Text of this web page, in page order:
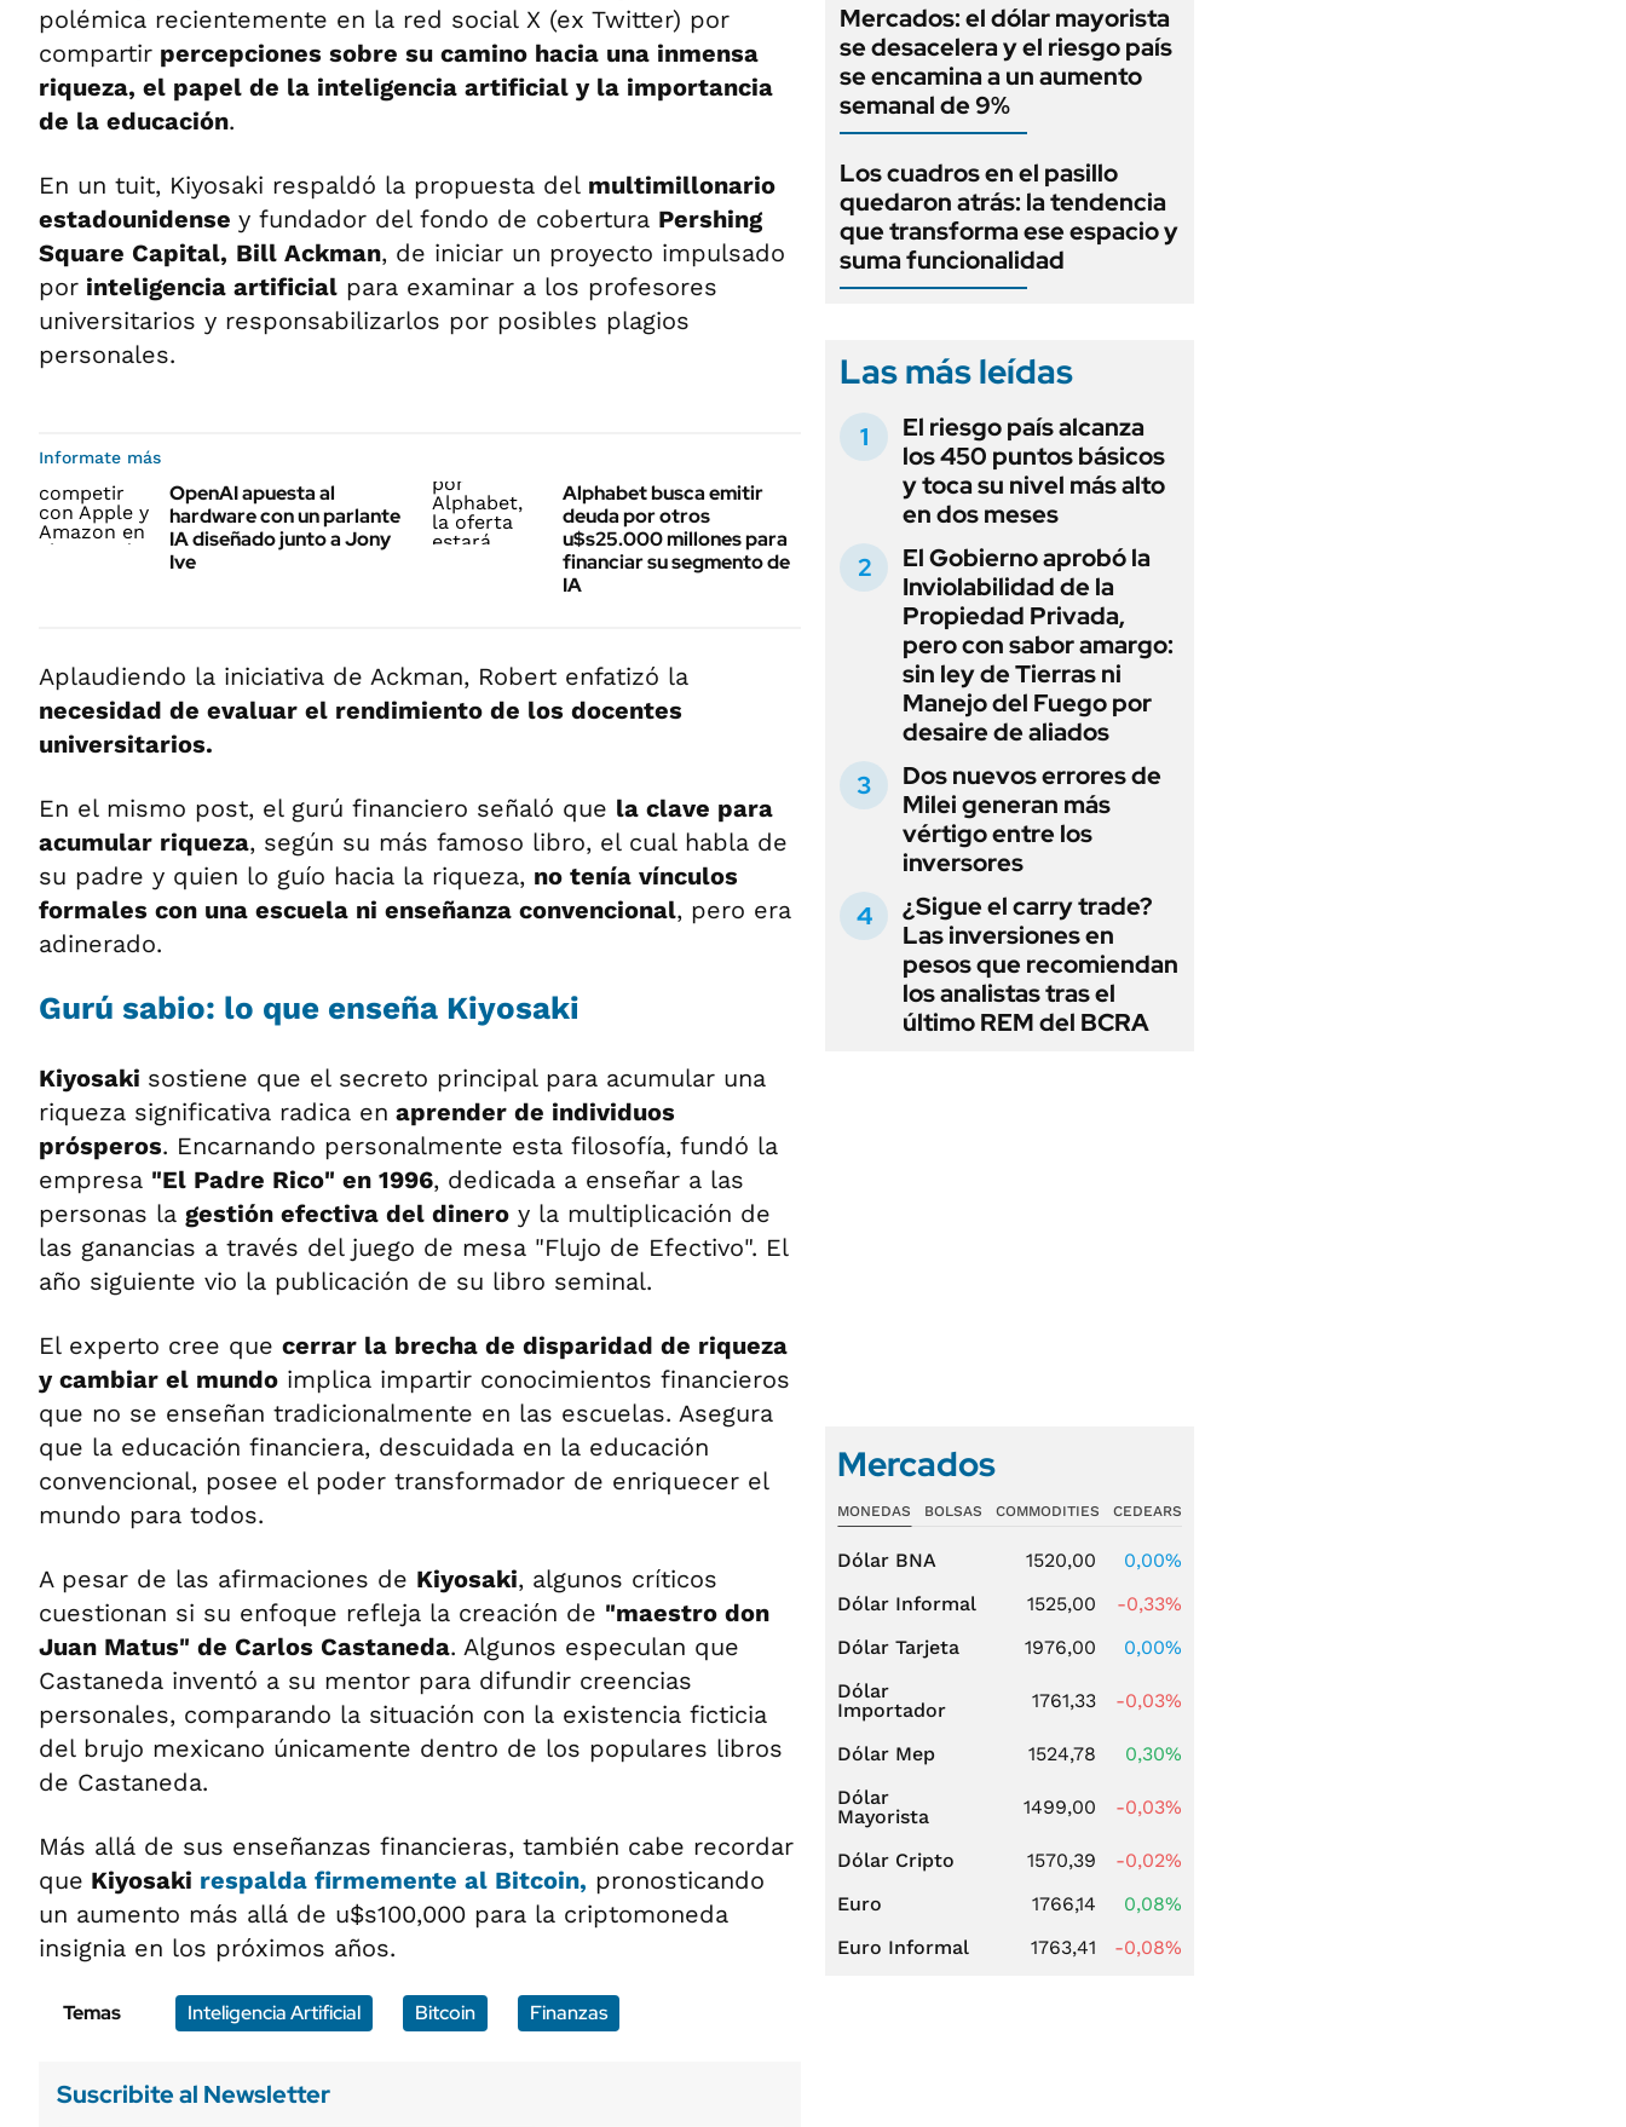
polémica recientemente en la red social X (ex Twitter) por
compartir percepciones sobre su camino hacia una inmensa
riqueza, el papel de la inteligencia artificial y la importancia
de la educación.
En un tuit, Kiyosaki respaldó la propuesta del multimillonario
estadounidense y fundador del fondo de cobertura Pershing
Square Capital, Bill Ackman, de iniciar un proyecto impulsado
por inteligencia artificial para examinar a los profesores
universitarios y responsabilizarlos por posibles plagios
personales.
Informate más
OpenAI apuesta al
hardware con un parlante
IA diseñado junto a Jony
Ive
Alphabet busca emitir
deuda por otros
u$s25.000 millones para
financiar su segmento de
IA
Aplaudiendo la iniciativa de Ackman, Robert enfatizó la
necesidad de evaluar el rendimiento de los docentes
universitarios.
En el mismo post, el gurú financiero señaló que la clave para
acumular riqueza, según su más famoso libro, el cual habla de
su padre y quien lo guío hacia la riqueza, no tenía vínculos
formales con una escuela ni enseñanza convencional, pero era
adinerado.
Gurú sabio: lo que enseña Kiyosaki
Kiyosaki sostiene que el secreto principal para acumular una
riqueza significativa radica en aprender de individuos
prósperos. Encarnando personalmente esta filosofía, fundó la
empresa "El Padre Rico" en 1996, dedicada a enseñar a las
personas la gestión efectiva del dinero y la multiplicación de
las ganancias a través del juego de mesa "Flujo de Efectivo". El
año siguiente vio la publicación de su libro seminal.
El experto cree que cerrar la brecha de disparidad de riqueza
y cambiar el mundo implica impartir conocimientos financieros
que no se enseñan tradicionalmente en las escuelas. Asegura
que la educación financiera, descuidada en la educación
convencional, posee el poder transformador de enriquecer el
mundo para todos.
A pesar de las afirmaciones de Kiyosaki, algunos críticos
cuestionan si su enfoque refleja la creación de "maestro don
Juan Matus" de Carlos Castaneda. Algunos especulan que
Castaneda inventó a su mentor para difundir creencias
personales, comparando la situación con la existencia ficticia
del brujo mexicano únicamente dentro de los populares libros
de Castaneda.
Más allá de sus enseñanzas financieras, también cabe recordar
que Kiyosaki respalda firmemente al Bitcoin, pronosticando
un aumento más allá de u$s100,000 para la criptomoneda
insignia en los próximos años.
Temas Inteligencia Artificial Bitcoin Finanzas
Suscribite al Newsletter
Mercados: el dólar mayorista
se desacelera y el riesgo país
se encamina a un aumento
semanal de 9%
Los cuadros en el pasillo
quedaron atrás: la tendencia
que transforma ese espacio y
suma funcionalidad
Las más leídas
El riesgo país alcanza
los 450 puntos básicos
y toca su nivel más alto
en dos meses
El Gobierno aprobó la
Inviolabilidad de la
Propiedad Privada,
pero con sabor amargo:
sin ley de Tierras ni
Manejo del Fuego por
desaire de aliados
Dos nuevos errores de
Milei generan más
vértigo entre los
inversores
¿Sigue el carry trade?
Las inversiones en
pesos que recomiendan
los analistas tras el
último REM del BCRA
Mercados
MONEDAS BOLSAS COMMODITIES CEDEARS
Dólar BNA 1520,00
0,00%
Dólar Informal
1525,00
-0,33%
Dólar Tarjeta
1976,00
0,00%
Dólar
Importador
1761,33 -0,03%
Dólar Mep 1524,78
0,30%
Dólar
Mayorista
1499,00 -0,03%
Dólar Cripto 1570,39
-0,02%
Euro
1766,14
0,08%
Euro Informal
1763,41 -0,08%